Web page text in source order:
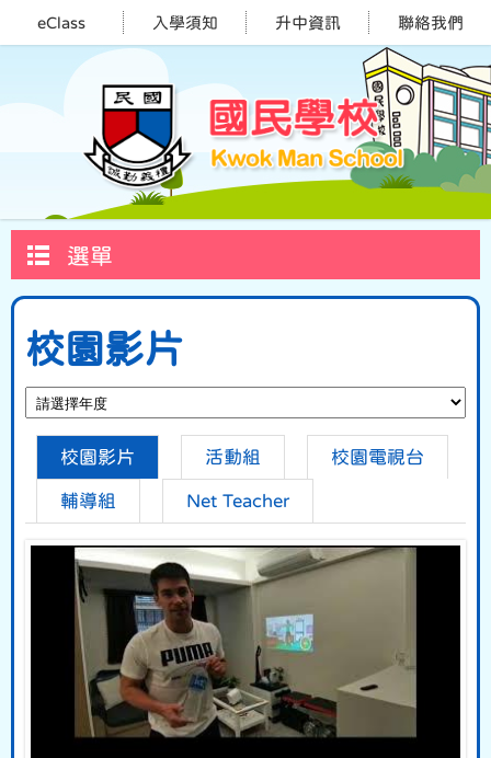
eClass 入學須知 升中資訊 聯絡我們
選單
校園影片
校園影片 活動組 校園電視台
輔導組 Net Teacher